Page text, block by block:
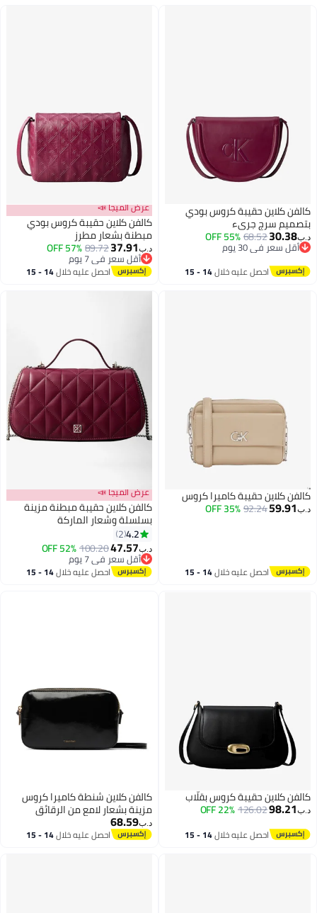
2
كالفن كلاين حقيبة كروس بودي
بتصميم سرج جريء
د.ب‏30.38
68.52
55% OFF
أقل سعر في 30 يوم
أقل سعر في 30 يوم
احصل عليه خلال 14 - 15
اغسطس
2
عرض الميجا 📣
كالفن كلاين حقيبة كروس بودي
مبطنة بشعار مطرز
د.ب‏37.91
89.72
57% OFF
أقل سعر في 7 يوم
أقل سعر في 7 يوماحصل عليه خلال 14 - 15
اغسطس
كالفن كلاين حقيبة كاميرا كروس
د.ب‏59.91
92.24
35% OFF
احصل عليه خلال 14 - 15
3
عرض الميجا 📣
كالفن كلاين حقيبة مبطنة مزينة
بسلسلة وشعار الماركة
4.2
2
د.ب‏47.57
100.20
52% OFF
أقل سعر في 7 يوم
أقل سعر في 7 يوماحصل عليه خلال 14 - 15
كالفن كلاين حقيبة كروس بقلّاب
د.ب‏98.21
126.02
22% OFF
احصل عليه خلال 14 - 15
كالفن كلاين شنطة كاميرا كروس
مزينة بشعار لامع من الرقائق
المعدنية
د.ب‏68.59
احصل عليه خلال 14 - 15